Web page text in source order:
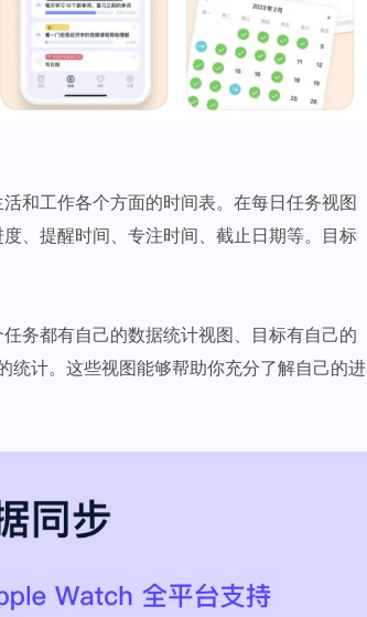
和工作各个方面的时间表。在每日任务视图
、提醒时间、专注时间、截止日期等。目标
务都有自己的数据统计视图、目标有自己的
统计。这些视图能够帮助你充分了解自己的进